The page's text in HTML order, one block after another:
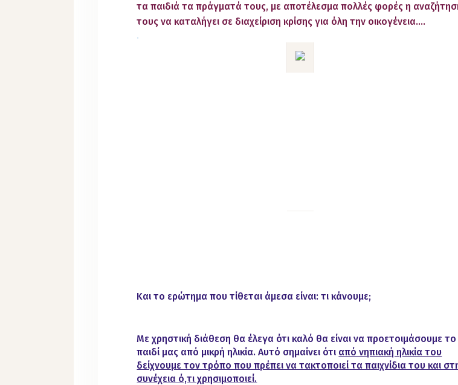
τα παιδιά τα πράγματά τους, με αποτέλεσμα πολλές φορές η
τους να καταλήγει σε διαχείριση κρίσης για όλη την οικογένεια….
.
Και το ερώτημα που τίθεται άμεσα είναι: τι κάνουμε;
Mε χρηστική διάθεση θα έλεγα ότι καλό θα είναι να προετοιμάσουμε το
παιδί μας από μικρή ηλικία. Αυτό σημαίνει ότι από νηπιακή ηλικία του
δείχνουμε τον τρόπο που πρέπει να τακτοποιεί τα παιχνίδια του και
συνέχεια ό,τι χρησιμοποιεί.